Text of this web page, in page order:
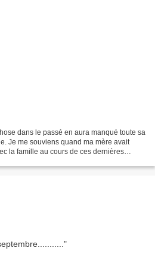
dans le passé en aura manqué toute sa
Je me souviens quand ma mère avait
la famille au cours de ces dernières